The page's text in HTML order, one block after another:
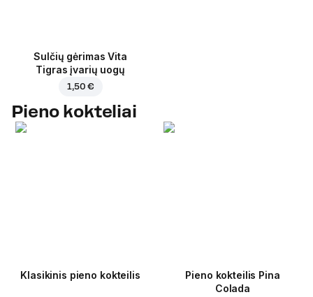
Sulčių gėrimas Vita
Tigras įvarių uogų
1,50 €
Pieno kokteliai
Klasikinis pieno kokteilis
Pieno kokteilis Pina
Colada